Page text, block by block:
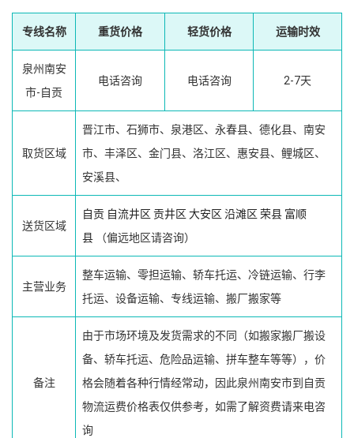
专线名称 重货价格 轻货价格 运输时效
泉州南安
市-自贡
电话咨询 电话咨询 2-7天
取货区域
晋江市、石狮市、泉港区、永春县、德化县、南安
市、丰泽区、金门县、洛江区、惠安县、鲤城区、
安溪县、
送货区域
自贡 自流井区 贡井区 大安区 沿滩区 荣县 富顺
县 （偏远地区请咨询）
主营业务
整车运输、零担运输、轿车托运、冷链运输、行李
托运、设备运输、专线运输、搬厂搬家等
备注
由于市场环境及发货需求的不同（如搬家搬厂搬设
备、轿车托运、危险品运输、拼车整车等等），价
格会随着各种行情经常动，因此泉州南安市到自贡
物流运费价格表仅供参考，如需了解资费请来电咨
询